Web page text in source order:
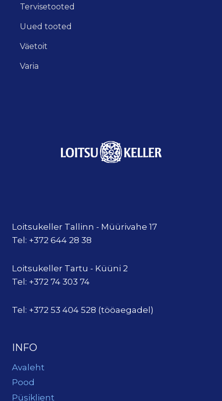
Tervisetooted
Uued tooted
Väetoit
Varia
Loitsukeller Tallinn - Müürivahe 17
Tel: +372 644 28 38
Loitsukeller Tartu - Küüni 2
Tel: +372 74 303 74
Tel: +372 53 404 528 (tööaegadel)
INFO
Avaleht
Pood
Püsiklient